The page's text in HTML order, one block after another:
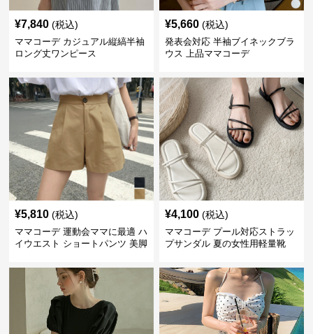
¥7,840 (税込)
ママコーデ カジュアル縦縞半袖
ロング丈ワンピース
¥5,660 (税込)
発表会対応 半袖ブイネックブラ
ウス 上品ママコーデ
¥5,810 (税込)
ママコーデ 運動会ママに最適 ハ
イウエスト ショートパンツ 美脚
¥4,100 (税込)
ママコーデ プール対応ストラッ
プサンダル 夏の女性用軽量靴